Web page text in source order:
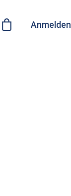
Anmelden